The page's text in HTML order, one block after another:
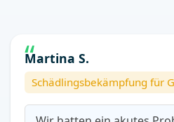
Martina S.
Schädlingsbekämpfung für